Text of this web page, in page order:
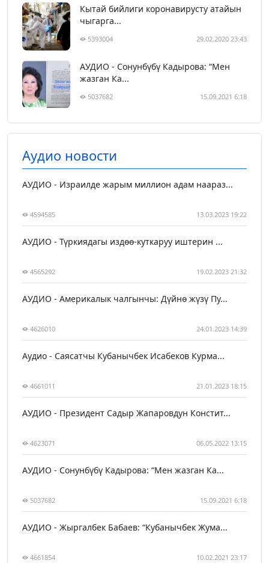
Кытай бийлиги коронавирусту атайын
чыгарга...
5393004 29.02.2020 23:43
АУДИО - Сонунбүбү Кадырова: “Мен
жазган Ка...
5037682 15.09.2021 6:18
Аудио новости
АУДИО - Израилде жарым миллион адам наараз...
4594585 13.03.2023 19:22
АУДИО - Түркиядагы издөө-куткаруу иштерин ...
4565292 19.02.2023 21:32
АУДИО - Америкалык чалгынчы: Дүйнө жүзү Пу...
4626010 24.01.2023 14:39
Аудио - Саясатчы Кубанычбек Исабеков Курма...
4661011 21.01.2023 18:15
АУДИО - Президент Садыр Жапаровдун Констит...
4623071 06.05.2022 13:15
АУДИО - Сонунбүбү Кадырова: “Мен жазган Ка...
5037682 15.09.2021 6:18
АУДИО - Жыргалбек Бабаев: “Кубанычбек Жума...
4661854 10.02.2021 23:17